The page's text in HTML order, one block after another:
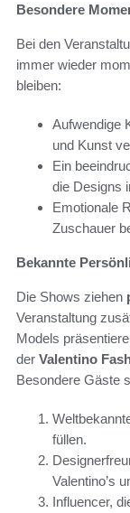
Besondere
Bei den
immer wieder
bleiben:
Aufwendige
und Kunst
Ein
die Designs
Emotionale
Zuschauer
Bekannte
Die Shows ziehen
Veranstaltung
Models
der Valentino
Besondere Gäste
füllen.
Valentino’s
Influencer,